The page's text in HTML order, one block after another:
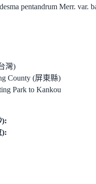
pentandrum Merr. var.
灣)
County (屏東縣)
Park to Kankou
):
):